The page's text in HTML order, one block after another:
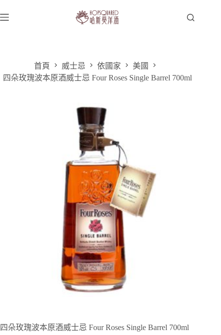
至
首頁 威士忌 依國家
美國
四朵玫瑰波本原酒威士忌 Four Roses Single Barrel 700ml
四朵玫瑰波本原酒威士忌 Four Roses Single Barrel 700ml